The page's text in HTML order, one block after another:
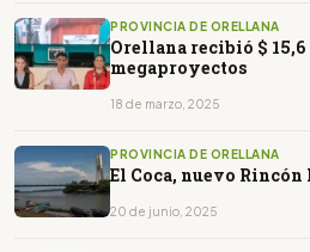
PROVINCIA DE ORELLANA
Orellana recibió $
megaproyectos
18 de marzo, 2025
PROVINCIA DE ORELLANA
El Coca, nuevo
20 de junio, 2025